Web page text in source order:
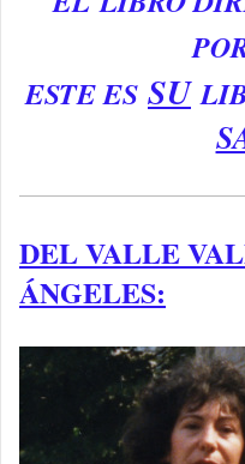
ESTE ES SU
DEL VALLE
ÁNGELES: